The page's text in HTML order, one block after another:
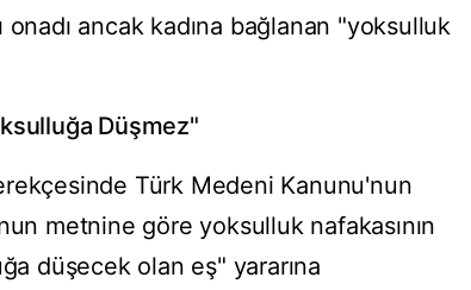
onadı ancak kadına bağlanan "yoksulluk
Düşmez"
Türk Medeni Kanunu'nun
metnine göre yoksulluk nafakasının
düşecek olan eş" yararına